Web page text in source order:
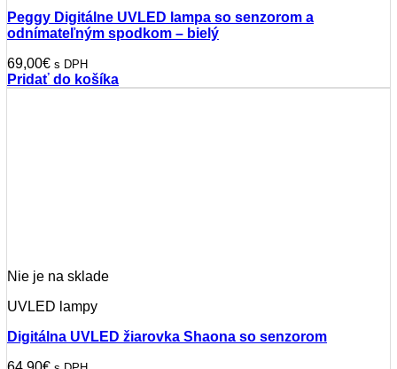
Peggy Digitálne UVLED lampa so senzorom a
odnímateľným spodkom – bielý
69,00€ s DPH
Pridať do košíka
Nie je na sklade
UVLED lampy
Digitálna UVLED žiarovka Shaona so senzorom